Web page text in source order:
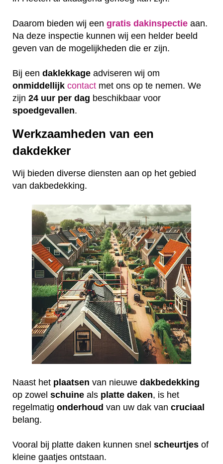
Daarom bieden wij een gratis dakinspectie aan.
Na deze inspectie kunnen wij een helder beeld
geven van de mogelijkheden die er zijn.
Bij een daklekkage adviseren wij om
onmiddellijk contact met ons op te nemen. We
zijn 24 uur per dag beschikbaar voor
spoedgevallen.
Werkzaamheden van een
dakdekker
Wij bieden diverse diensten aan op het gebied
van dakbedekking.
Naast het plaatsen van nieuwe dakbedekking
op zowel schuine als platte daken, is het
regelmatig onderhoud van uw dak van cruciaal
belang.
Vooral bij platte daken kunnen snel scheurtjes of
kleine gaatjes ontstaan.